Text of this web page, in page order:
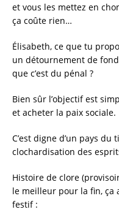
et vous les mettez en
ça coûte rien…
Élisabeth, ce que tu
un détournement de
que c’est du pénal ?
Bien sûr l’objectif est
et acheter la paix sociale.
C’est digne d’un pays du
clochardisation des
Histoire de clore
le meilleur pour la fin, ça
festif :